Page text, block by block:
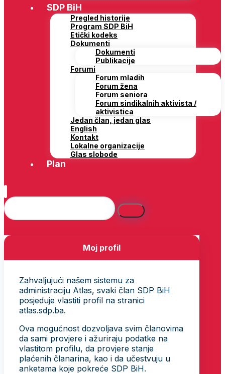
SDP BiH
Pregled historije
Program SDP BiH
Etički kodeks
Dokumenti
Dokumenti
Publikacije
Forumi
Forum mladih
Forum žena
Forum seniora
Forum sindikalnih aktivista /
aktivistica
Jedan član, jedan glas
English
Kontakt
Lokalne organizacije
Glas slobode
Plan
Moj profil
Zahvaljujući našem sistemu za
administraciju Atlas, svaki član SDP BiH
posjeduje vlastiti profil na stranici
atlas.sdp.ba.
Ova mogućnost dozvoljava svim članovima
da sami provjere i ažuriraju podatke na
vlastitom profilu, da provjere stanje
plaćenih članarina, kao i da učestvuju u
anketama koje pokreće SDP BiH.